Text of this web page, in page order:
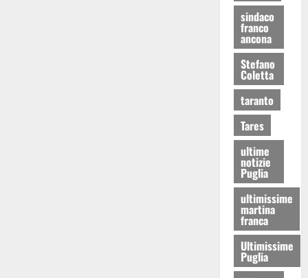
sindaco
franco
ancona
Stefano
Coletta
taranto
Tares
ultime
notizie
Puglia
ultimissime
martina
franca
Ultimissime
Puglia